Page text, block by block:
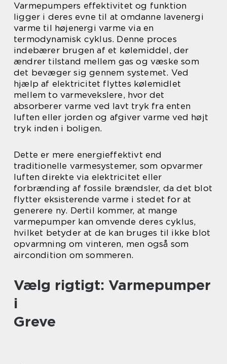
Varmepumpers effektivitet og funktion
ligger i deres evne til at omdanne lavenergi
varme til højenergi varme via en
termodynamisk cyklus. Denne proces
indebærer brugen af et kølemiddel, der
ændrer tilstand mellem gas og væske som
det bevæger sig gennem systemet. Ved
hjælp af elektricitet flyttes kølemidlet
mellem to varmevekslere, hvor det
absorberer varme ved lavt tryk fra enten
luften eller jorden og afgiver varme ved højt
tryk inden i boligen.
Dette er mere energieffektivt end
traditionelle varmesystemer, som opvarmer
luften direkte via elektricitet eller
forbrænding af fossile brændsler, da det blot
flytter eksisterende varme i stedet for at
generere ny. Dertil kommer, at mange
varmepumper kan omvende deres cyklus,
hvilket betyder at de kan bruges til ikke blot
opvarmning om vinteren, men også som
aircondition om sommeren.
Vælg rigtigt: Varmepumper
i
Greve